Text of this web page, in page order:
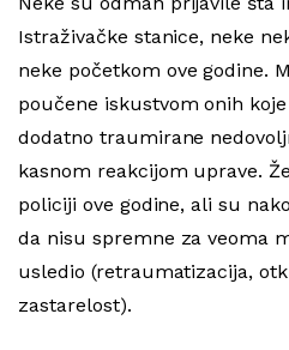
Istraživačke stanice, neke
neke početkom ove godine.
poučene iskustvom onih
dodatno traumirane
kasnom reakcijom uprave.
policiji ove godine, ali su
da nisu spremne za veoma
usledio (retraumatizacija,
zastarelost).